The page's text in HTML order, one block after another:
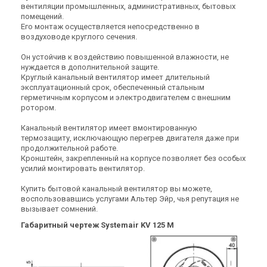
Канальный вентилятор
Systemair KV 315 L Sileo
15 380 грн
вентиляции промышленных, административных, бытовых
помещений.
Его монтаж осуществляется непосредственно в
воздуховоде круглого сечения.
Он устойчив к воздействию повышенной влажности, не
нуждается в дополнительной защите.
Круглый канальный вентилятор имеет длительный
эксплуатационный срок, обеспеченный стальным
герметичным корпусом и электродвигателем с внешним
ротором.
Канальный вентилятор имеет вмонтированную
термозащиту, исключающую перегрев двигателя даже при
продолжительной работе.
Кронштейн, закрепленный на корпусе позволяет без особых
усилий монтировать вентилятор.
Купить бытовой канальный вентилятор вы можете,
воспользовавшись услугами Альтер Эйр, чья репутация не
вызывает сомнений.
Габаритный чертеж Systemair KV 125 M